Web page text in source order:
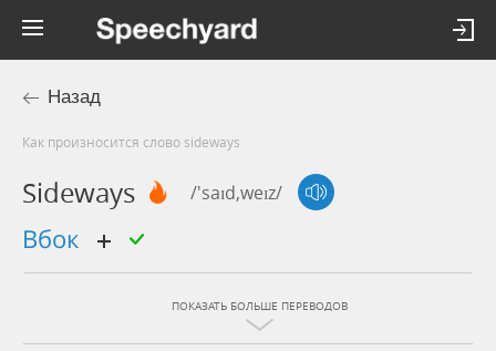
Назад
Как произносится слово sideways
Sideways /'saɪd,weɪz/
вбок
ПОКАЗАТЬ БОЛЬШЕ ПЕРЕВОДОВ